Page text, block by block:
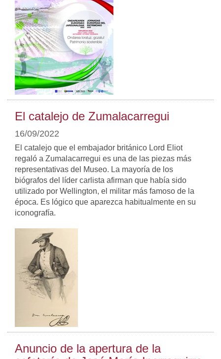
El catalejo de Zumalacarregui
16/09/2022
El catalejo que el embajador británico Lord Eliot
regaló a Zumalacarregui es una de las piezas más
representativas del Museo. La mayoría de los
biógrafos del líder carlista afirman que había sido
utilizado por Wellington, el militar más famoso de la
época. Es lógico que aparezca habitualmente en su
iconografía.
Anuncio de la apertura de la